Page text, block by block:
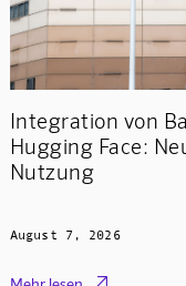
Integration von
Hugging Face:
Nutzung
August 7, 2026